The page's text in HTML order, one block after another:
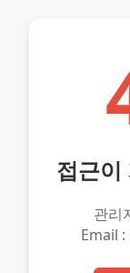
접근이
관리
Email